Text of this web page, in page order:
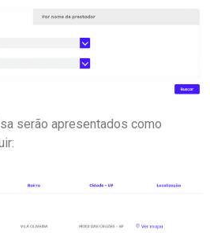
serão apresentados como